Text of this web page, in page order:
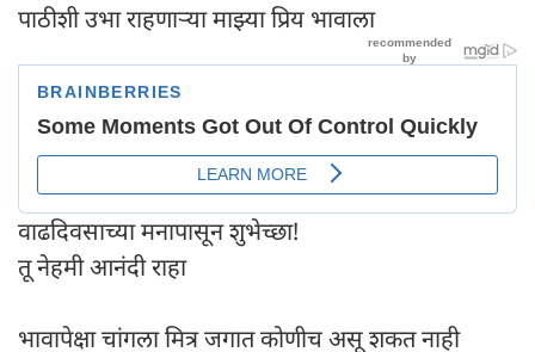
पाठीशी उभा राहणाऱ्या माझ्या प्रिय भावाला
वाढदिवसाच्या मनापासून शुभेच्छा!
तू नेहमी आनंदी राहा
भावापेक्षा चांगला मित्र जगात कोणीच असू शकत नाही